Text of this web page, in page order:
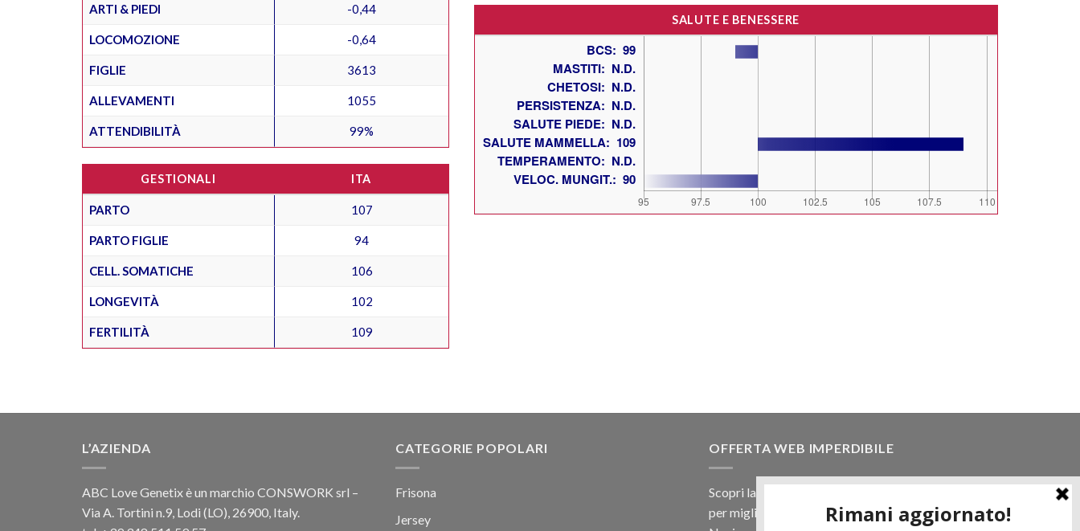
ARTI & PIEDI -0,44
LOCOMOZIONE -0,64
FIGLIE 3613
ALLEVAMENTI 1055
ATTENDIBILITÀ 99%
GESTIONALI ITA
PARTO 107
PARTO FIGLIE 94
CELL. SOMATICHE 106
LONGEVITÀ 102
FERTILITÀ 109
SALUTE E BENESSERE
L’AZIENDA
ABC Love Genetix è un marchio CONSWORK srl –
Via A. Tortini n.9, Lodi (LO), 26900, Italy.
CATEGORIE POPOLARI
Frisona
Jersey
OFFERTA WEB IMPERDIBILE
Scopri la nostra offerta web! Un prezzo mai visto,
per migliaia di prodotti.